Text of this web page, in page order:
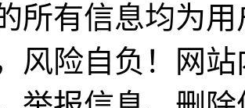
所有信息均为
风险自负！网